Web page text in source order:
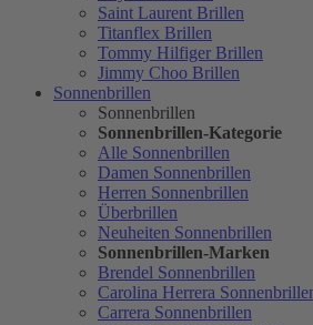
Saint Laurent Brillen
Titanflex Brillen
Tommy Hilfiger Brillen
Jimmy Choo Brillen
Sonnenbrillen
Sonnenbrillen
Sonnenbrillen-Kategorie
Alle Sonnenbrillen
Damen Sonnenbrillen
Herren Sonnenbrillen
Überbrillen
Neuheiten Sonnenbrillen
Sonnenbrillen-Marken
Brendel Sonnenbrillen
Carolina Herrera
Carrera Sonnenbrillen